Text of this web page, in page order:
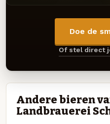
Doe de
Of stel direct
Andere bieren
Landbrauerei